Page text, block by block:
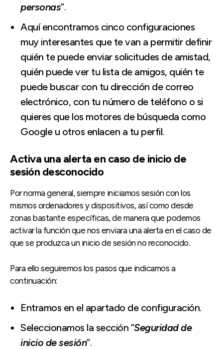
personas”.
Aquí encontramos cinco configuraciones
muy interesantes que te van a permitir definir
quién te puede enviar solicitudes de amistad,
quién puede ver tu lista de amigos, quién te
puede buscar con tu dirección de correo
electrónico, con tu número de teléfono o si
quieres que los motores de búsqueda como
Google u otros enlacen a tu perfil.
Activa una alerta en caso de inicio de
sesión desconocido
Por norma general, siempre iniciamos sesión con los
mismos ordenadores y dispositivos, así como desde
zonas bastante específicas, de manera que podemos
activar la función que nos enviara una alerta en el caso de
que se produzca un inicio de sesión no reconocido.
Para ello seguiremos los pasos que indicamos a
continuación:
Entramos en el apartado de configuración.
Seleccionamos la sección “Seguridad de
inicio de sesión”.